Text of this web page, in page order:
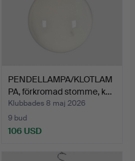
PENDELLAMPA/KLOTLAM
PA, förkromad stomme, k…
Klubbades 8 maj 2026
9 bud
106 USD